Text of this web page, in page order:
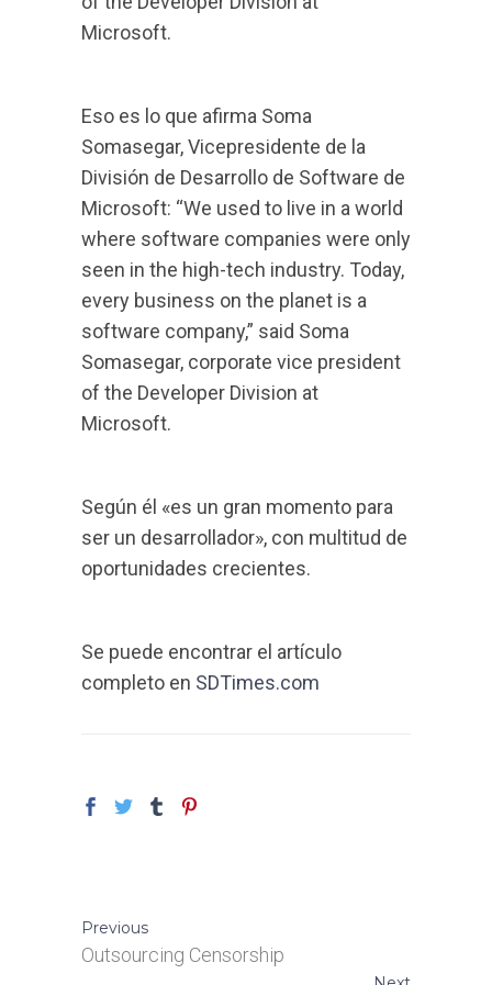
Microsoft.
Eso es lo que afirma Soma
Somasegar, Vicepresidente de la
División de Desarrollo de Software de
Microsoft: “We used to live in a world
where software companies were only
seen in the high-tech industry. Today,
every business on the planet is a
software company,” said Soma
Somasegar, corporate vice president
of the Developer Division at
Microsoft.
Según él «es un gran momento para
ser un desarrollador», con multitud de
oportunidades crecientes.
Se puede encontrar el artículo
completo en SDTimes.com
Previous
Outsourcing Censorship